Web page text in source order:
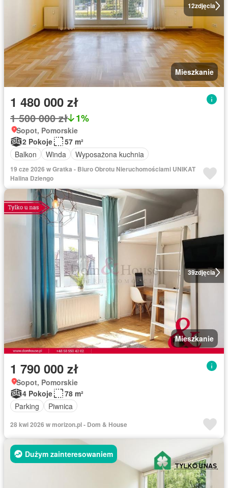
12zdjęcia
Mieszkanie
1 480 000 zł
1 500 000 zł 1%
Sopot, Pomorskie
2 Pokoje
57 m²
Balkon
Winda Wyposażona kuchnia
19 cze 2026 w Gratka - Biuro Obrotu Nieruchomościami UNIKAT
Halina Dziengo
39zdjęcia
Mieszkanie
1 790 000 zł
Sopot, Pomorskie
4 Pokoje
78 m²
Parking
Piwnica
28 kwi 2026 w morizon.pl - Dom & House
Dużym zainteresowaniem